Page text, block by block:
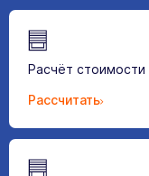
Расчёт
Рассчитать